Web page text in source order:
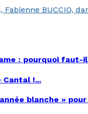
BUCCIO,
: pourquoi faut-
Cantal !...
blanche »